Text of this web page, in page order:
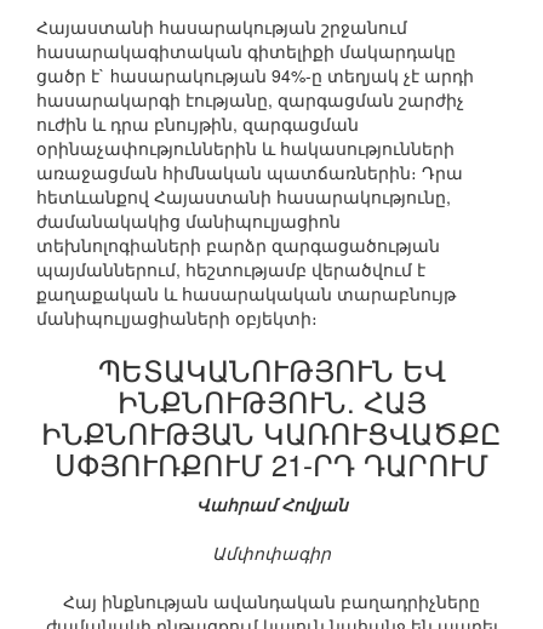
Հայաստանի հասարակության շրջանում
հասարակագիտական գիտելիքի մակարդակը
ցածր է` hասարակության 94%-ը տեղյակ չէ արդի
հասարակարգի էությանը, զարգացման շարժիչ
ուժին և դրա բնույթին, զարգացման
օրինաչափություններին և հակասությունների
առաջացման հիմնական պատճառներին։ Դրա
հետևանքով Հայաստանի հասարակությունը,
ժամանակակից մանիպուլյացիոն
տեխնոլոգիաների բարձր զարգացածության
պայմաններում, հեշտությամբ վերածվում է
քաղաքական և հասարակական տարաբնույթ
մանիպուլյացիաների օբյեկտի։
ՊԵՏԱԿԱՆՈՒԹՅՈՒՆ ԵՎ
ԻՆՔՆՈՒԹՅՈՒՆ. ՀԱՅ
ԻՆՔՆՈՒԹՅԱՆ ԿԱՌՈՒՑՎԱԾՔԸ
ՍՓՅՈՒՌՔՈՒՄ 21-ՐԴ ԴԱՐՈՒՄ
Վահրամ Հովյան
Ամփոփագիր
Հայ ինքնության ավանդական բաղադրիչները